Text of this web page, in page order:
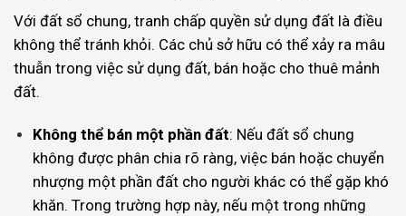
Với đất sổ chung, tranh chấp quyền sử dụng đất là điều
không thể tránh khỏi. Các chủ sở hữu có thể xảy ra mâu
thuẫn trong việc sử dụng đất, bán hoặc cho thuê mảnh
đất.
Không thể bán một phần đất: Nếu đất sổ chung
không được phân chia rõ ràng, việc bán hoặc chuyển
nhượng một phần đất cho người khác có thể gặp khó
khăn. Trong trường hợp này, nếu một trong những